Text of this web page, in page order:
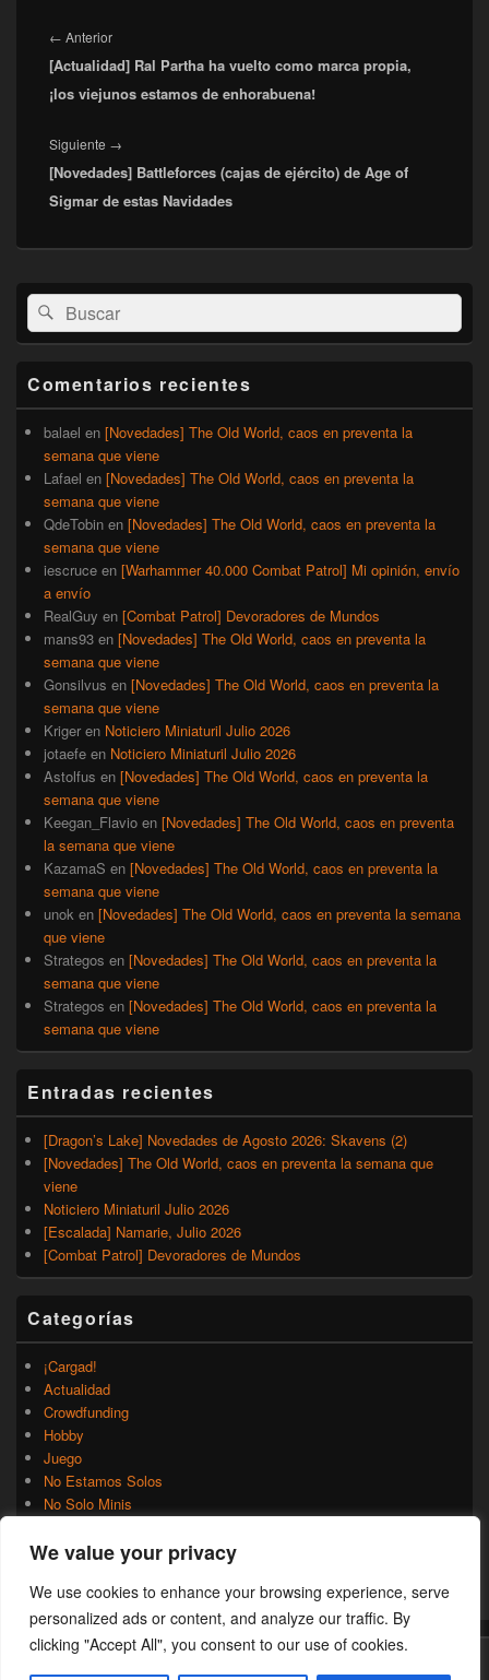
We value your privacy
We use cookies to enhance your browsing experience, serve
personalized ads or content, and analyze our traffic. By
clicking "Accept All", you consent to our use of cookies.
de
entradas
← AnteriorEntrada
anterior:
[Actualidad] Ral Partha ha vuelto como marca propia,
¡los viejunos estamos de enhorabuena!
Siguiente →
siguiente:
[Novedades] Battleforces (cajas de ejército) de Age of
Sigmar de estas Navidades
área
de
widget
lateral
primaria
Buscar
por:
Buscar
Comentarios recientes
balael en [Novedades] The Old World, caos en preventa la
semana que viene
Lafael en [Novedades] The Old World, caos en preventa la
semana que viene
QdeTobin en [Novedades] The Old World, caos en preventa la
semana que viene
iescruce en [Warhammer 40.000 Combat Patrol] Mi opinión, envío
a envío
RealGuy en [Combat Patrol] Devoradores de Mundos
mans93 en [Novedades] The Old World, caos en preventa la
semana que viene
Gonsilvus en [Novedades] The Old World, caos en preventa la
semana que viene
Kriger en Noticiero Miniaturil Julio 2026
jotaefe en Noticiero Miniaturil Julio 2026
Astolfus en [Novedades] The Old World, caos en preventa la
semana que viene
Keegan_Flavio en [Novedades] The Old World, caos en preventa
la semana que viene
KazamaS en [Novedades] The Old World, caos en preventa la
semana que viene
unok en [Novedades] The Old World, caos en preventa la semana
que viene
Strategos en [Novedades] The Old World, caos en preventa la
semana que viene
Strategos en [Novedades] The Old World, caos en preventa la
semana que viene
Entradas recientes
[Dragon’s Lake] Novedades de Agosto 2026: Skavens (2)
[Novedades] The Old World, caos en preventa la semana que
viene
Noticiero Miniaturil Julio 2026
[Escalada] Namarie, Julio 2026
[Combat Patrol] Devoradores de Mundos
Categorías
¡Cargad!
Actualidad
Crowdfunding
Hobby
Juego
No Estamos Solos
No Solo Minis
Rumores
Uncategorized